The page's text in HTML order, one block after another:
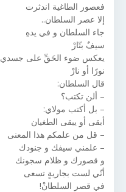
فعصور الطاغية اندثرت
إلا عصر السلطان..
جاء السلطان و في يدهِ
سيفٌ بتّارْ
يعكس ضوء الحَقِّ على جسدي
نورًا أو نارْ
قال السلطان:
– ألن تكتب؟
– بل أكتب مولاي:
أبقى أو يبقى الطغيان
– قل من علمكم هذا المعنى
– علمني سيفك و جنودك
و قصورك و ظلام سجونك
أنّي لست بجاريةٍ تسعى
في قصر السلطانْ!